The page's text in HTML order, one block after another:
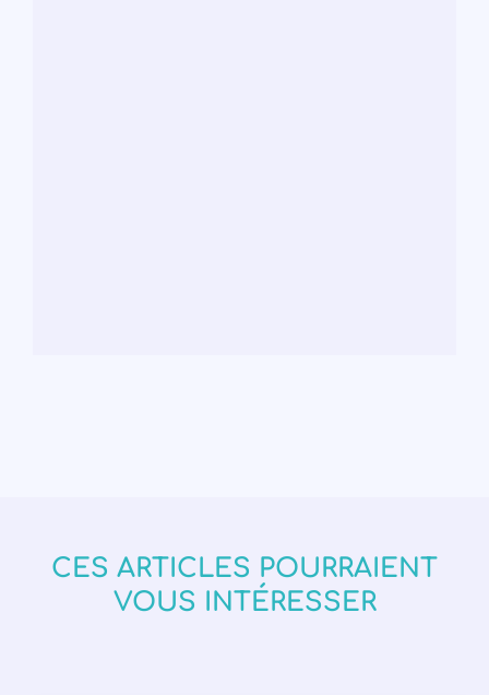
CES ARTICLES POURRAIENT
VOUS INTÉRESSER